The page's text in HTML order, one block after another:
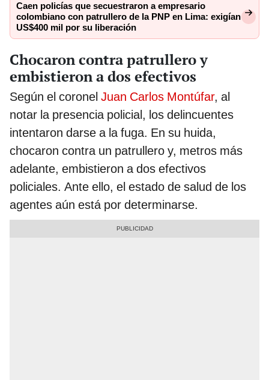
Caen policías que secuestraron a empresario
colombiano con patrullero de la PNP en Lima: exigían
US$400 mil por su liberación
Chocaron contra patrullero y
embistieron a dos efectivos
Según el coronel Juan Carlos Montúfar, al
notar la presencia policial, los delincuentes
intentaron darse a la fuga. En su huida,
chocaron contra un patrullero y, metros más
adelante, embistieron a dos efectivos
policiales. Ante ello, el estado de salud de los
agentes aún está por determinarse.